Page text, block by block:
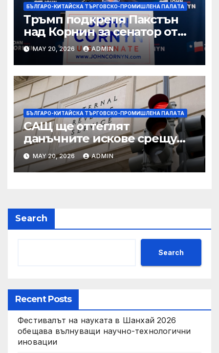
БЪЛГАРО-КИТАЙСКА ТЪРГОВСКО-ПРОМИШЛЕНА ПАЛAТА
Тръмп подкрепя Пакстън
над Корнин за сенатор от
Тексас в шокираща
подкрепа
MAY 20, 2026 ADMIN
БЪЛГАРО-КИТАЙСКА ТЪРГОВСКО-ПРОМИШЛЕНА ПАЛAТА
САЩ ще оттеглят
данъчните искове срещу
Тръмп „завинаги“ в
сделката за съдебно дело с
IRS
MAY 20, 2026 ADMIN
Search
Search
Recent Posts
Фестивалът на науката в Шанхай 2026
обещава вълнуващи научно-технологични
иновации